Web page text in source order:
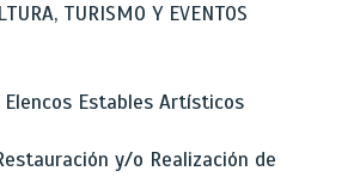
TURISMO Y EVENTOS
Estables Artísticos
y/o Realización de